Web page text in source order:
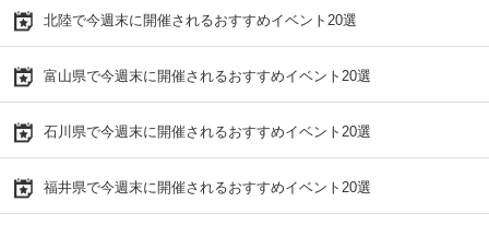
北陸で今週末に開催されるおすすめイベント20選
富山県で今週末に開催されるおすすめイベント20選
石川県で今週末に開催されるおすすめイベント20選
福井県で今週末に開催されるおすすめイベント20選